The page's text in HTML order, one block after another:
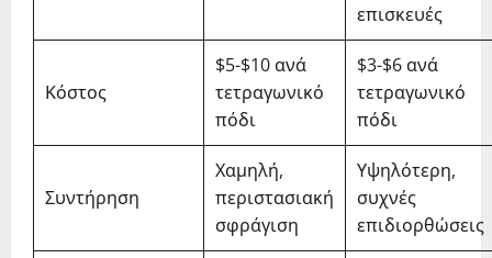
επισκευές
Κόστος
$5-$10 ανά
τετραγωνικό
πόδι
$3-$6 ανά
τετραγωνικό
πόδι
Συντήρηση
Χαμηλή,
περιστασιακή
σφράγιση
Υψηλότερη,
συχνές
επιδιορθώσεις